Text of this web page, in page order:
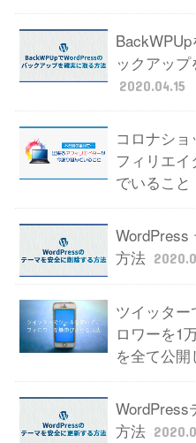
ックアッ
2020.04.15
コロナシ
フィリエ
でいること
WordPress
方法
ツイッター
ロワーを1
を全て公開
WordPress
方法